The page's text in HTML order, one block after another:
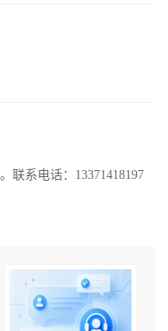
联系电话：13371418197